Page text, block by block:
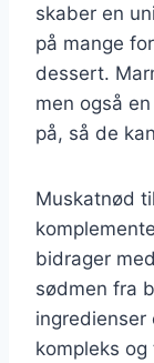
skaber en
på mange
dessert.
men også
på, så de
Muskatnød
bidrager
sødmen fra
ingredienser
kompleks